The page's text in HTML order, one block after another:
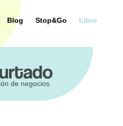
Blog Stop&Go Libro
de negocios